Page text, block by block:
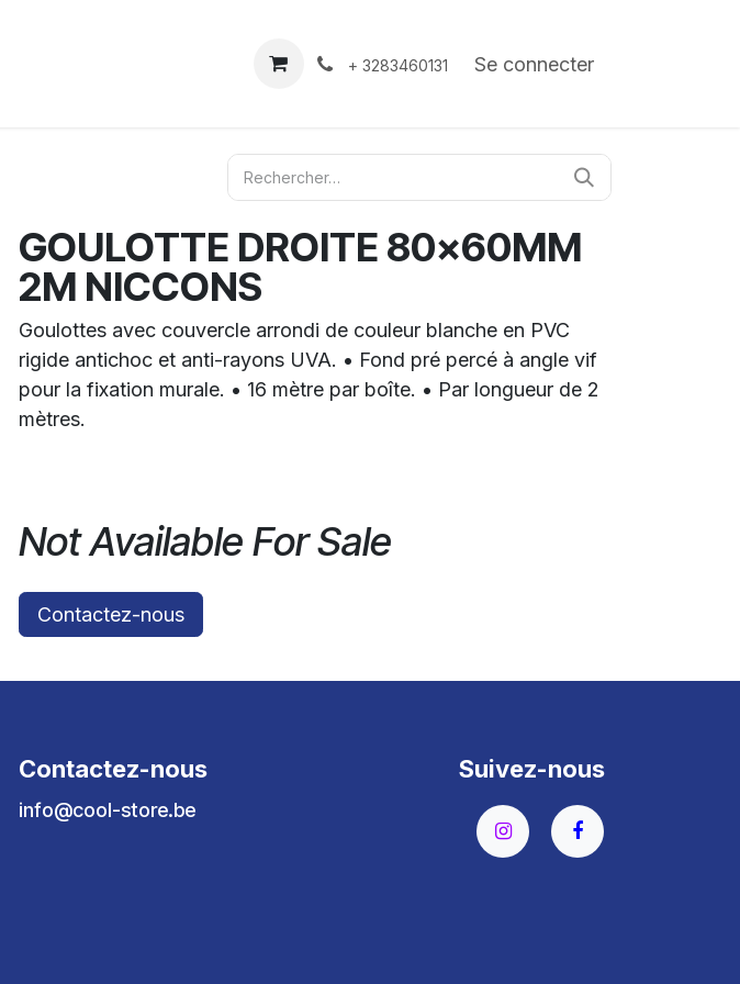
À propos Contact
+ 3283460131 Se connecter
GOULOTTE DROITE 80x60MM
2M NICCONS
Goulottes avec couvercle arrondi de couleur blanche en PVC
rigide antichoc et anti-rayons UVA. • Fond pré percé à angle vif
pour la fixation murale. • 16 mètre par boîte. • Par longueur de 2
mètres.
Not Available For Sale
Contactez-nous
Contactez-nous
info@cool-store.be
Suivez-nous